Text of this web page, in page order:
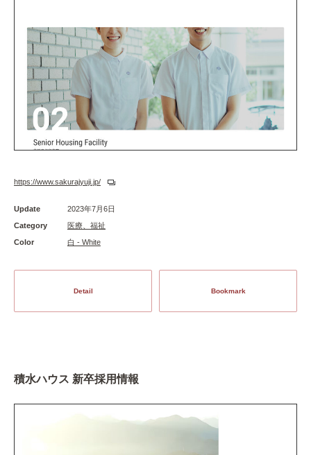
https://www.sakurajyuji.jp/
Update
2023年7月6日
Category
医療、福祉
Color
白 - White
Detail Bookmark
積水ハウス 新卒採用情報